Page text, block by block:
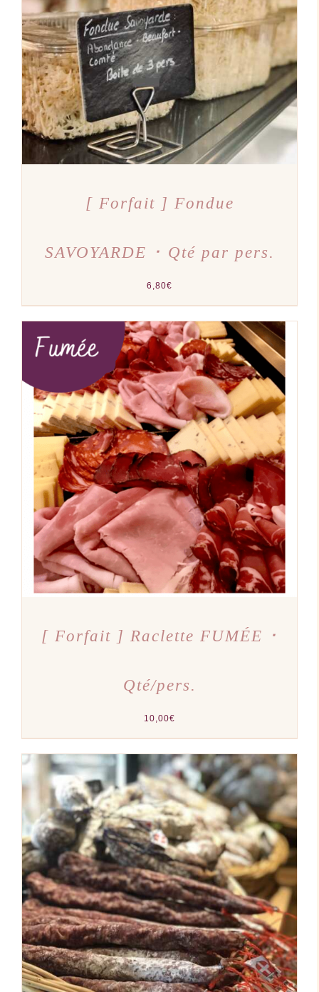
AJOUTER AU PANIER
DÉTAILS
[ Forfait ] Fondue
SAVOYARDE ･ Qté par pers.
6,80€
AJOUTER AU PANIER
/
DÉTAILS
[ Forfait ] Raclette FUMÉE ･
Qté/pers.
10,00€
AJOUTER AU PANIER
/
DÉTAILS